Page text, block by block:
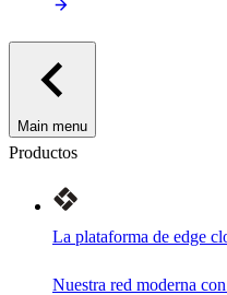
Main menu
Productos
La plataforma de edge
Nuestra red moderna